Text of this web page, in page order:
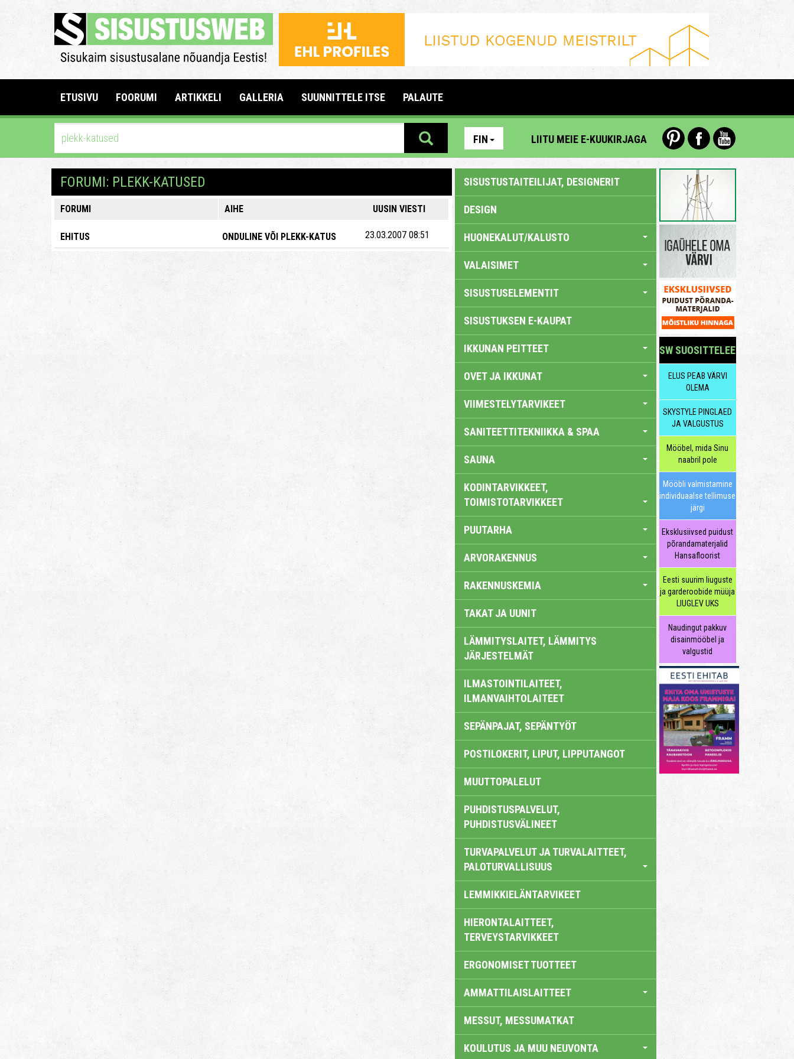
ETUSIVU FOORUMI ARTIKKELI GALLERIA SUUNNITTELE ITSE PALAUTE
FIN LIITU MEIE E-KUUKIRJAGA
FORUMI: PLEKK-KATUSED
FORUMI AIHE UUSIN VIESTI
EHITUS ONDULINE VÕI PLEKK-KATUS 23.03.2007 08:51
SISUSTUSTAITEILIJAT, DESIGNERIT
DESIGN
HUONEKALUT/KALUSTO
VALAISIMET
SISUSTUSELEMENTIT
SISUSTUKSEN E-KAUPAT
IKKUNAN PEITTEET
OVET JA IKKUNAT
VIIMESTELYTARVIKEET
SANITEETTITEKNIIKKA & SPAA
SAUNA
KODINTARVIKKEET,
TOIMISTOTARVIKKEET
PUUTARHA
ARVORAKENNUS
RAKENNUSKEMIA
TAKAT JA UUNIT
LÄMMITYSLAITET, LÄMMITYS
JÄRJESTELMÄT
ILMASTOINTILAITEET,
ILMANVAIHTOLAITEET
SEPÄNPAJAT, SEPÄNTYÖT
POSTILOKERIT, LIPUT, LIPPUTANGOT
MUUTTOPALELUT
PUHDISTUSPALVELUT,
PUHDISTUSVÄLINEET
TURVAPALVELUT JA TURVALAITTEET,
PALOTURVALLISUUS
LEMMIKKIELÄNTARVIKEET
HIERONTALAITTEET,
TERVEYSTARVIKKEET
ERGONOMISET TUOTTEET
AMMATTILAISLAITTEET
MESSUT, MESSUMATKAT
KOULUTUS JA MUU NEUVONTA
SW SUOSITTELEE
ELUS PEAB VÄRVI
OLEMA
SKYSTYLE PINGLAED
JA VALGUSTUS
Mööbel, mida Sinu
naabril pole
Mööbli valmistamine
individuaalse tellimuse
järgi
Eksklusiivsed puidust
põrandamaterjalid
Hansafloorist
Eesti suurim liuguste
ja garderoobide müüja
LIUGLEV UKS
Naudingut pakkuv
disainmööbel ja
valgustid